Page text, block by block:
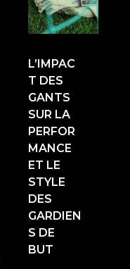
L’IMPAC
T DES
GANTS
SUR LA
PERFOR
MANCE
ET LE
STYLE
DES
GARDIEN
S DE
BUT